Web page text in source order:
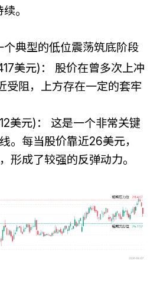
。
典型的低位震荡筑底阶段
美元)： 股价在曾多次上冲
受阻，上方存在一定的套牢
美元)： 这是一个非常关键
。每当股价靠近26美元，
形成了较强的反弹动力。